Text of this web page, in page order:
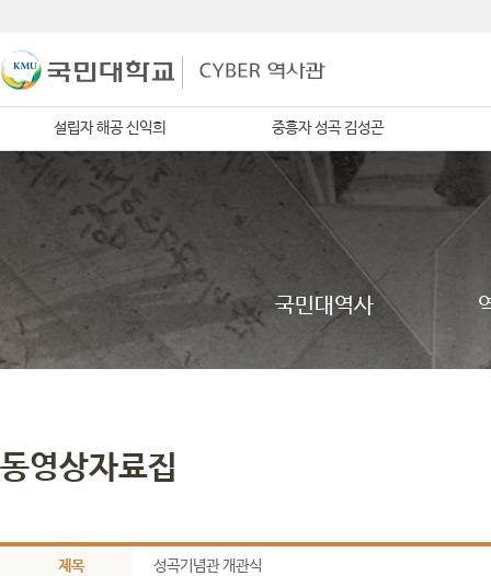
설립자 해공 신익희 중흥자 성곡 김성곤
국민대역사
동영상자료집
제목 성곡기념관 개관식